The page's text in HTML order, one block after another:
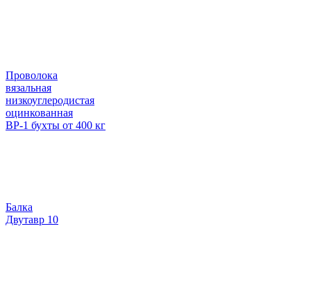
Проволока
вязальная
низкоуглеродистая
оцинкованная
ВР-1 бухты от 400 кг
Балка
Двутавр 10